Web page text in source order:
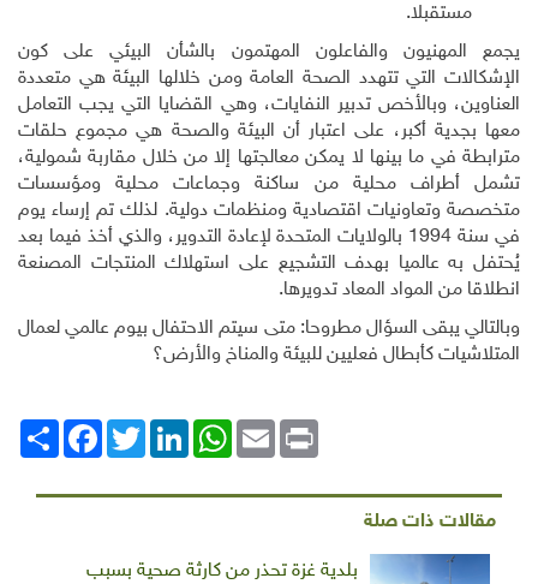
مستقبلا.
يجمع المهنيون والفاعلون المهتمون بالشأن البيئي على كون
الإشكالات التي تتهدد الصحة العامة ومن خلالها البيئة هي متعددة
العناوين، وبالأخص تدبير النفايات، وهي القضايا التي يجب التعامل
معها بجدية أكبر، على اعتبار أن البيئة والصحة هي مجموع حلقات
مترابطة في ما بينها لا يمكن معالجتها إلا من خلال مقاربة شمولية،
تشمل أطراف محلية من ساكنة وجماعات محلية ومؤسسات
متخصصة وتعاونيات اقتصادية ومنظمات دولية. لذلك تم إرساء يوم
في سنة 1994 بالولايات المتحدة لإعادة التدوير، والذي أخذ فيما بعد
يُحتفل به عالميا بهدف التشجيع على استهلاك المنتجات المصنعة
انطلاقا من المواد المعاد تدويرها.
وبالتالي يبقى السؤال مطروحا: متى سيتم الاحتفال بيوم عالمي لعمال
المتلاشيات كأبطال فعليين للبيئة والمناخ والأرض؟
انشر
FacebookTwitterLinkedIn
WhatsAppEmail Print
مقالات ذات صلة
بلدية غزة تحذر من كارثة صحية بسبب